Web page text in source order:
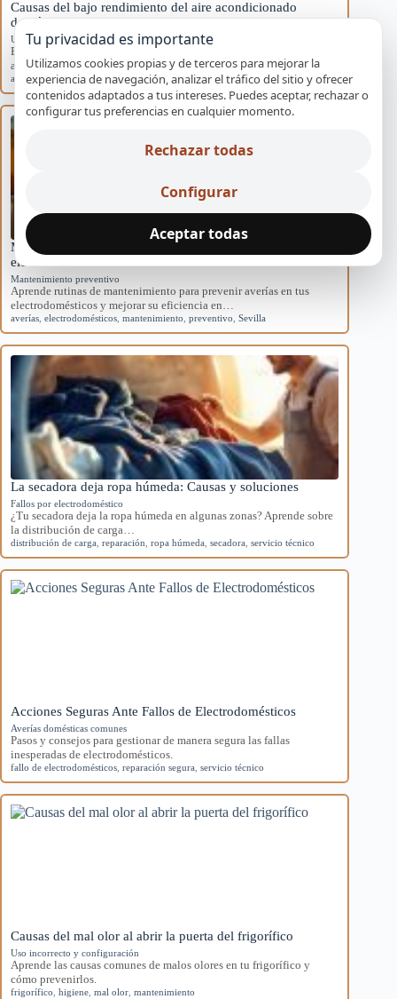
Causas del bajo rendimiento del aire acondicionado
doméstico
Uso incorrecto y configuración
Explora las causas del rendimiento disminuido en aires
acondicionados domésticos y cómo afectan al sistema.
aire acondicionado ,causas,eficiencia, mantenimiento,rendimiento
Mantenimiento básico para evitar averías en
electrodomésticos
Mantenimiento preventivo
Aprende rutinas de mantenimiento para prevenir averías en tus
electrodomésticos y mejorar su eficiencia en…
averías electrodomésticos mantenimiento preventivo Sevilla
La secadora deja ropa húmeda: Causas y soluciones
Fallos por electrodoméstico
¿Tu secadora deja la ropa húmeda en algunas zonas? Aprende sobre
la distribución de carga…
distribución de carga reparación ropa húmeda secadora servicio técnico
Acciones Seguras Ante Fallos de Electrodomésticos
Averías domésticas comunes
Pasos y consejos para gestionar de manera segura las fallas
inesperadas de electrodomésticos.
fallo de electrodomésticos reparación segura servicio técnico
Causas del mal olor al abrir la puerta del frigorífico
Uso incorrecto y configuración
Aprende las causas comunes de malos olores en tu frigorífico y
cómo prevenirlos.
frigorífico higiene mal olor mantenimiento
Tu privacidad es importante
Utilizamos cookies propias y de terceros para mejorar la
experiencia de navegación, analizar el tráfico del sitio y ofrecer
contenidos adaptados a tus intereses. Puedes aceptar, rechazar o
configurar tus preferencias en cualquier momento.
Rechazar todas
Configurar
Aceptar todas